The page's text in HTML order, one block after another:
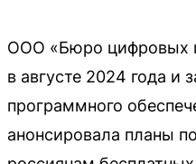
ООО «Бюро цифровых
в августе 2024 года и
программного
анонсировала планы